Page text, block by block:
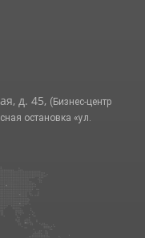
д. 45, (Бизнес-центр
остановка «ул.